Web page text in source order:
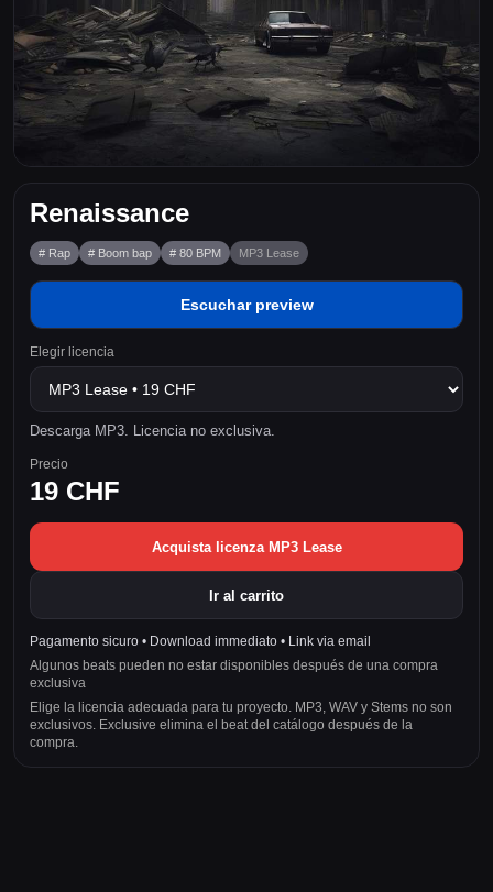
Renaissance
# Rap # Boom bap # 80 BPM MP3 Lease
Escuchar preview
Elegir licencia
Descarga MP3. Licencia no exclusiva.
Precio
19 CHF
Acquista licenza MP3 Lease
Ir al carrito
Pagamento sicuro • Download immediato • Link via email
Algunos beats pueden no estar disponibles después de una compra
exclusiva
Elige la licencia adecuada para tu proyecto. MP3, WAV y Stems no son
exclusivos. Exclusive elimina el beat del catálogo después de la
compra.